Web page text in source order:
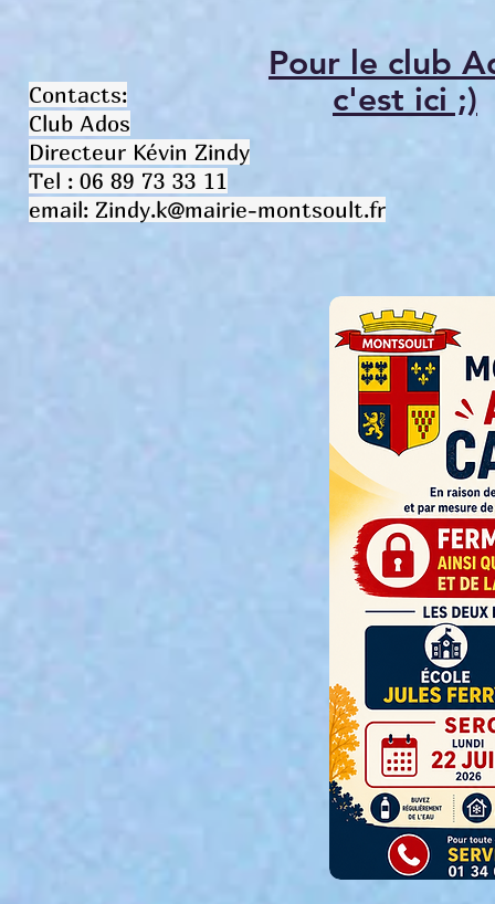
Pour le club
c'est ici ;)
Contacts:
Club Ados
Directeur Kévin Zindy
Tel : 06 89 73 33 11
email: Zindy.k@mairie-montsoult.fr